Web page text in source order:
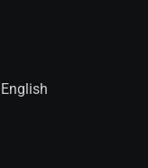
English